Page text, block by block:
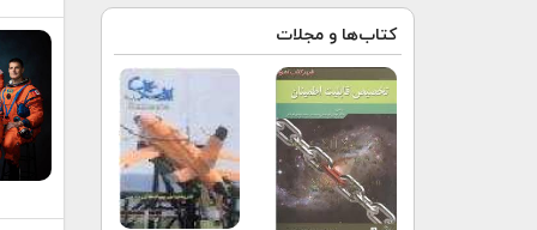
کتاب‌ها و مجلات